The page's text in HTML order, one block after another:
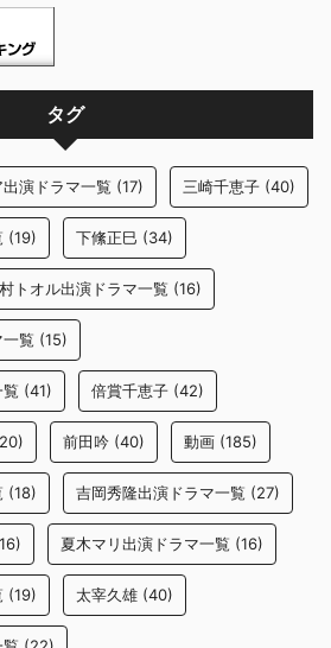
タグ
演ドラマ一覧 (17) 三崎千恵子 (40)
(19) 下絛正巳 (34)
トオル出演ドラマ一覧 (16)
覧 (15)
(41) 倍賞千恵子 (42)
前田吟 (40) 動画 (185)
(18) 吉岡秀隆出演ドラマ一覧 (27)
夏木マリ出演ドラマ一覧 (16)
(19) 太宰久雄 (40)